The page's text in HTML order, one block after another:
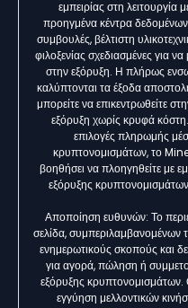
εμπειρίας στη
προηγμένα κέντρα
συμβουλές, βέλτιστη
φιλοξενίας σχεδιασμένες για
στην εξόρυξη. Η πλήρως
καλύπτονται τα έξοδα
μπορείτε να επικεντρωθείτε
εξόρυξη χωρίς κρυφά κόστη.
επιλογές πληρωμής
κρυπτονομισμάτων, το
βοηθήσει να πλοηγηθείτε με
εξόρυξης κρυπτονομισμάτων
Αποποίηση ευθυνών: Το
σελίδα, συμπεριλαμβανομένων
ενημερωτικούς σκοπούς και
για αγορά, πώληση ή
εξόρυξης
εγγύηση μελλοντικών